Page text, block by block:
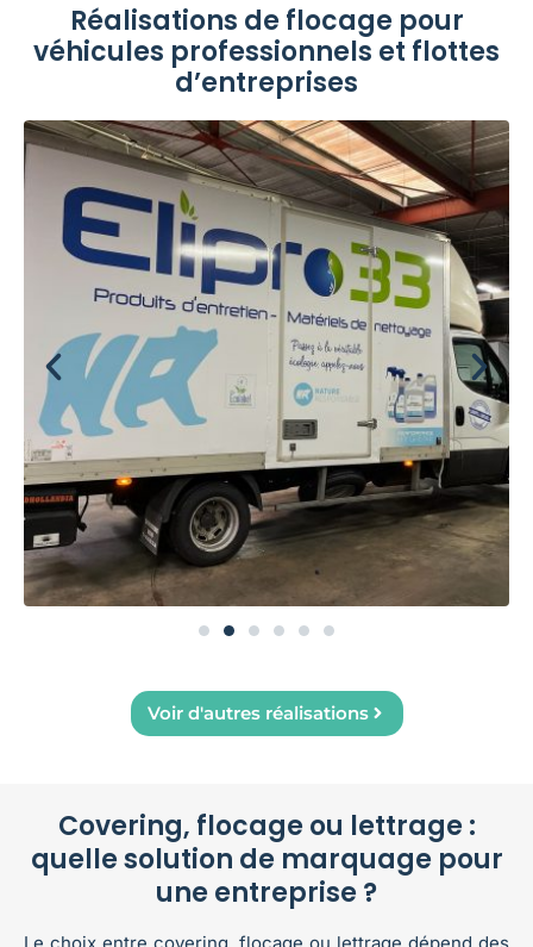
Réalisations de flocage pour
véhicules professionnels et flottes
d’entreprises
Voir d'autres réalisations
Covering, flocage ou lettrage :
quelle solution de marquage pour
une entreprise ?